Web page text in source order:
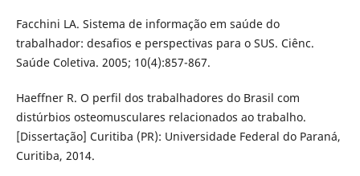
Facchini LA. Sistema de informação em saúde do
trabalhador: desafios e perspectivas para o SUS. Ciênc.
Saúde Coletiva. 2005; 10(4):857-867.
Haeffner R. O perfil dos trabalhadores do Brasil com
distúrbios osteomusculares relacionados ao trabalho.
[Dissertação] Curitiba (PR): Universidade Federal do Paraná,
Curitiba, 2014.